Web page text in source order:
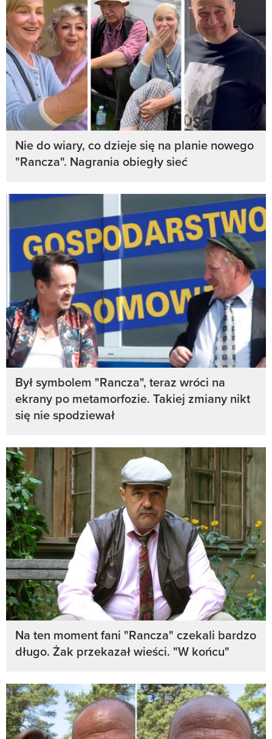
Nie do wiary, co dzieje się na planie nowego
"Rancza". Nagrania obiegły sieć
Był symbolem "Rancza", teraz wróci na
ekrany po metamorfozie. Takiej zmiany nikt
się nie spodziewał
Na ten moment fani "Rancza" czekali bardzo
długo. Żak przekazał wieści. "W końcu"